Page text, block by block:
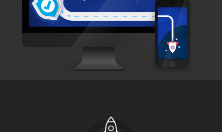
byadminhy
【2024年浏览器大揭秘】双内核浏览器，寰